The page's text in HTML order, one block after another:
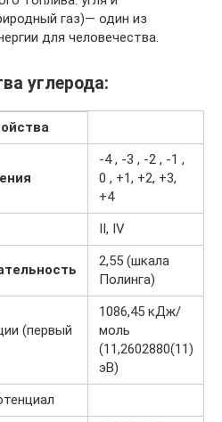
газ)— один из
для человечества.
углерода:
-4 , -3 , -2 , -1 ,
0 , +1, +2, +3,
+4
II, IV
2,55 (шкала
Полинга)
(первый
1086,45 кДж/
моль
(11,2602880(11)
эВ)